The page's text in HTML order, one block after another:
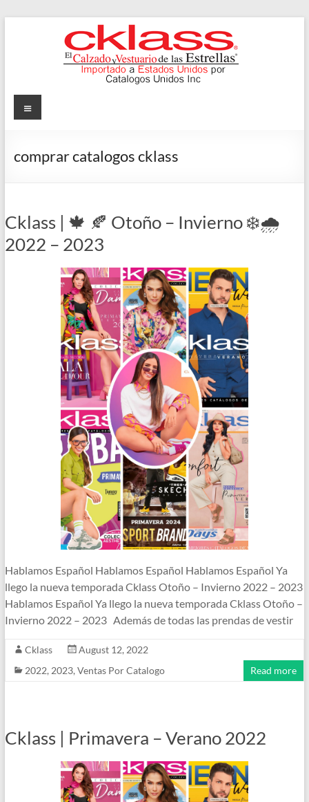
Cklass
y
Estrellas
Menu
comprar catalogos cklass
Cklass | 🍁 🍂 Otoño – Invierno ❄️🌧️
2022 – 2023
Hablamos Español Hablamos Español Hablamos Español Ya
llego la nueva temporada Cklass Otoño – Invierno 2022 – 2023
Hablamos Español Ya llego la nueva temporada Cklass Otoño –
Invierno 2022 – 2023 Además de todas las prendas de vestir
Cklass
August 12, 2022
2022, 2023, Ventas Por Catalogo Read more
Cklass | Primavera – Verano 2022